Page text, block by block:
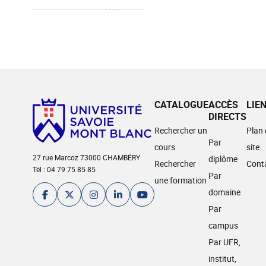
27 rue Marcoz 73000 CHAMBÉRY
Tél : 04 79 75 85 85
CATALOGUE
Rechercher un
cours
Rechercher
une formation
ACCÈS
DIRECTS
Par
diplôme
Par
domaine
Par
campus
Par UFR,
institut,
Plan
site